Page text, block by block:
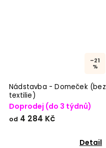
–21
%
Nádstavba - Domeček (bez
textilie)
Doprodej (do 3 týdnů)
od 4 284 Kč
Detail